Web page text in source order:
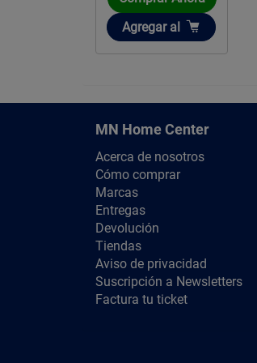
Añadir
Agregar al
MN Home Center
Acerca de nosotros
Cómo comprar
Marcas
Entregas
Devolución
Tiendas
Aviso de privacidad
Suscripción a Newsletters
Factura tu ticket